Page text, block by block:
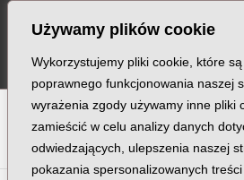
Używamy plików cookie
Wykorzystujemy pliki cookie, które
poprawnego funkcjonowania naszej
wyrażenia zgody używamy inne pliki
zamieścić w celu analizy danych
odwiedzających, ulepszenia naszej
pokazania spersonalizowanych
content
B C D E F G H I
O P Q R S T U
navigation